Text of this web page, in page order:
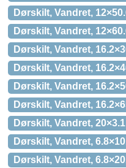
Dørskilt, Vandret,
Dørskilt, Vandret,
Dørskilt, Vandret,
Dørskilt, Vandret,
Dørskilt, Vandret,
Dørskilt, Vandret,
Dørskilt, Vandret,
Dørskilt, Vandret,
Dørskilt, Vandret,